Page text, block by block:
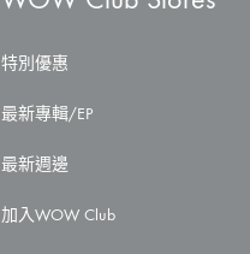
特別優惠
最新專輯/EP
最新週邊
加入WOW Club